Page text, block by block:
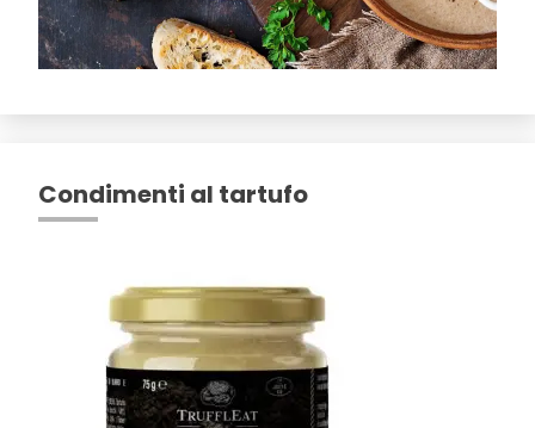
Condimenti al tartufo